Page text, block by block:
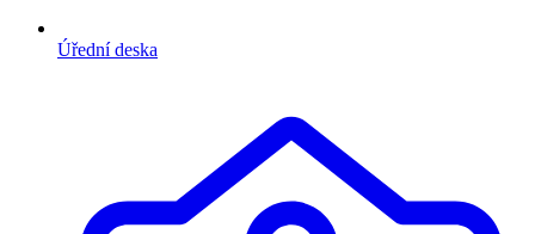
Úřední deska